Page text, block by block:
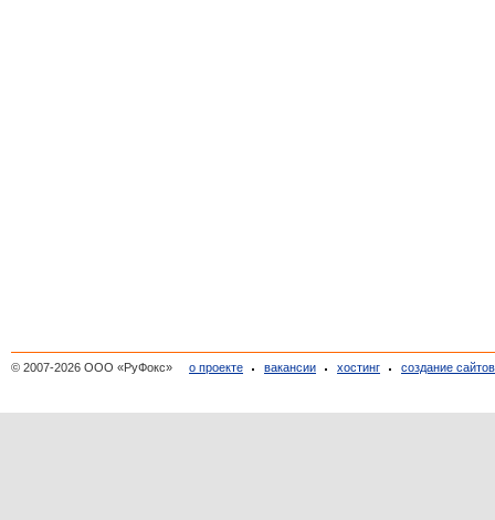
© 2007-2026 ООО «РуФокс» о проекте вакансии хостинг создание сайтов